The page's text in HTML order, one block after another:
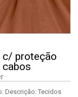
c/ proteção
cabos
Descrição: Tecidos